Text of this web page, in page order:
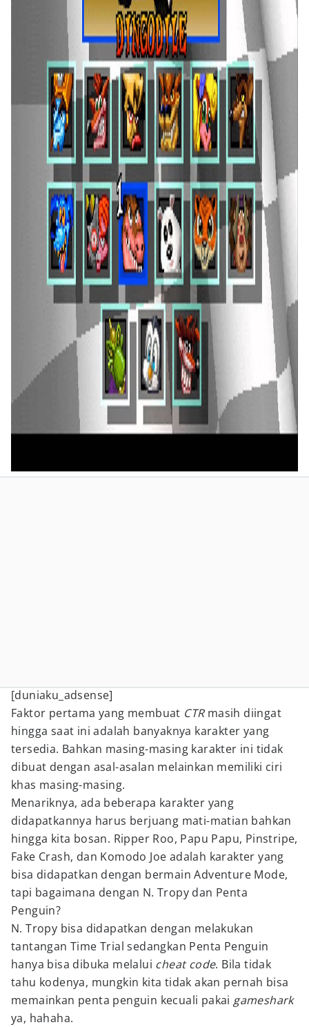
[duniaku_adsense]
Faktor pertama yang membuat CTRmasih diingat
hingga saat ini adalah banyaknya karakter yang
tersedia. Bahkan masing-masing karakter ini tidak
dibuat dengan asal-asalan melainkan memiliki ciri
khas masing-masing.
Menariknya, ada beberapa karakter yang
didapatkannya harus berjuang mati-matian bahkan
hingga kita bosan. Ripper Roo, Papu Papu, Pinstripe,
Fake Crash, dan Komodo Joe adalah karakter yang
bisa didapatkan dengan bermain Adventure Mode,
tapi bagaimana dengan N. Tropy dan Penta
Penguin?
N. Tropy bisa didapatkan dengan melakukan
tantangan Time Trial sedangkan Penta Penguin
hanya bisa dibuka melalui cheat code. Bila tidak
tahu kodenya, mungkin kita tidak akan pernah bisa
memainkan penta penguin kecuali pakai gameshark
ya, hahaha.